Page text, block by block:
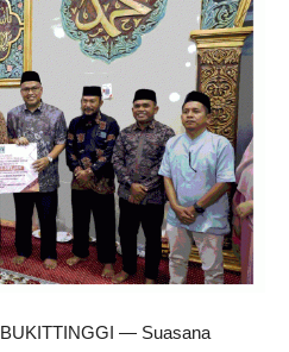
BUKITTINGGI — Suasana